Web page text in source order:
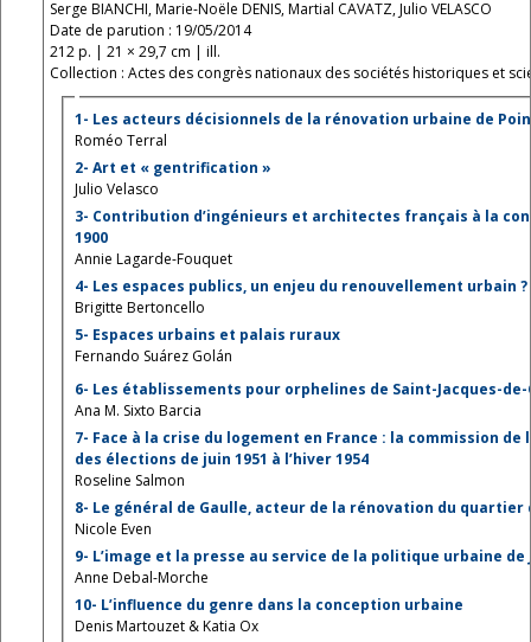
Serge BIANCHI, Marie-Noële DENIS, Martial CAVATZ, Julio VELASCO
Date de parution : 19/05/2014
212 p. | 21 × 29,7 cm | ill.
Collection : Actes des congrès nationaux des sociétés historiques et
1- Les acteurs décisionnels de la rénovation urbaine de
Roméo Terral
2- Art et « gentrification »
Julio Velasco
3- Contribution d’ingénieurs et architectes français à la
1900
Annie Lagarde-Fouquet
4- Les espaces publics, un enjeu du renouvellement urbain ?
Brigitte Bertoncello
5- Espaces urbains et palais ruraux
Fernando Suárez Golán
6- Les établissements pour orphelines de Saint-Jacques-
Ana M. Sixto Barcia
7- Face à la crise du logement en France : la commission
des élections de juin 1951 à l’hiver 1954
Roseline Salmon
8- Le général de Gaulle, acteur de la rénovation du quartier
Nicole Even
9- L’image et la presse au service de la politique urbaine de
Anne Debal-Morche
10- L’influence du genre dans la conception urbaine
Denis Martouzet & Katia Ox